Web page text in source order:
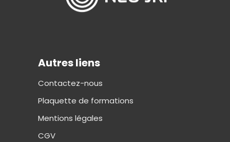
Autres liens
Contactez-nous
Plaquette de formations
Mentions légales
CGV